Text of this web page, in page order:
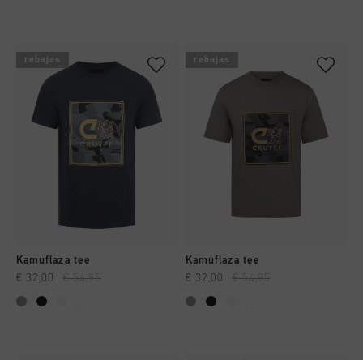
rebajas
Kamuflaza tee
€ 32,00 € 54,95
rebajas
Kamuflaza tee
€ 32,00 € 54,95